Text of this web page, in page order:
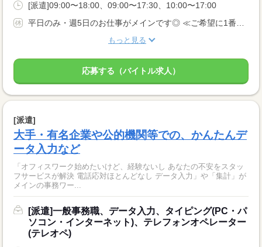
[派遣]09:00〜18:00、09:00〜17:30、10:00〜17:00
平日のみ・週5日のお仕事がメインです◎ ≪ご希望に1番近いお仕事をご紹介いたします♪≫
もっと見る
応募する（バイトル求人）
[派遣]
大手・有名企業や公的機関等での、かんたんデ
ータ入力など
「オフィスワーク始めたいけど、経験ないし あなたの不安をスタッ
フサービスが解決 電話応対ほとんどなし データ入力」や「集計」が
メインの事務ワー...
[派遣]一般事務職、データ入力、タイピング(PC・パ
ソコン・インターネット)、テレフォンオペレーター
(テレオペ)